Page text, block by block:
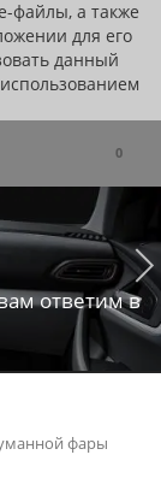
файлы, а также
для его
данный
0
ответим в
фары